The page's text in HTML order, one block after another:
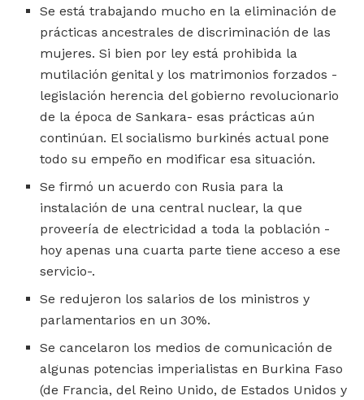
Se está trabajando mucho en la eliminación de
prácticas ancestrales de discriminación de las
mujeres. Si bien por ley está prohibida la
mutilación genital y los matrimonios forzados -
legislación herencia del gobierno revolucionario
de la época de Sankara- esas prácticas aún
continúan. El socialismo burkinés actual pone
todo su empeño en modificar esa situación.
Se firmó un acuerdo con Rusia para la
instalación de una central nuclear, la que
proveería de electricidad a toda la población -
hoy apenas una cuarta parte tiene acceso a ese
servicio-.
Se redujeron los salarios de los ministros y
parlamentarios en un 30%.
Se cancelaron los medios de comunicación de
algunas potencias imperialistas en Burkina Faso
(de Francia, del Reino Unido, de Estados Unidos y